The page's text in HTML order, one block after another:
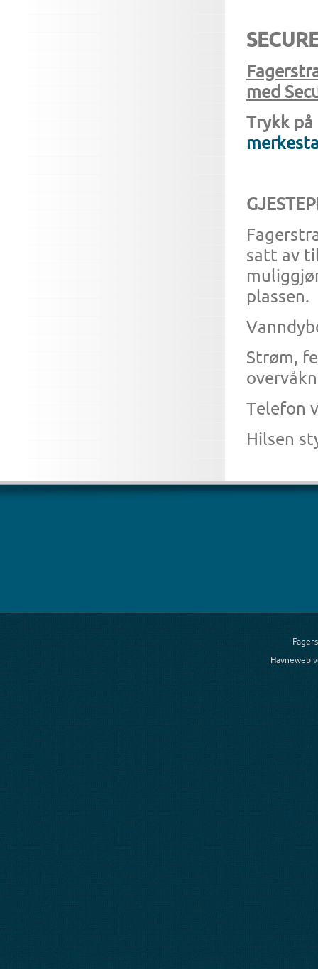
med
Trykk
satt av
plassen.
Strøm,
Telefon
Hilsen
Havneweb